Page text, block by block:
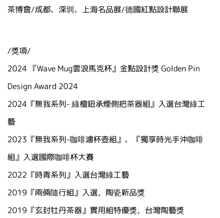
茶博會/成都、深圳、上海名品展/德國紅點設計聯展
/獎項/
2024 『Wave Mug雲浪馬克杯』金點設計獎Golden Pin
Design Award 2024
2024『無我系列- 綠檀鈕承煙側把茶器組』入選台灣綠工
藝
2023『無我系列-咖啡濾杯壺組』、『獨享時光手沖咖啡
組』入選國際咖啡杯大賽
2022 『時青系列』入選台灣綠工藝
2019『兩倆隨行組』入選，陶瓷新品獎
2019『玄封牡丹茶器』實用組特優獎，台灣陶藝獎